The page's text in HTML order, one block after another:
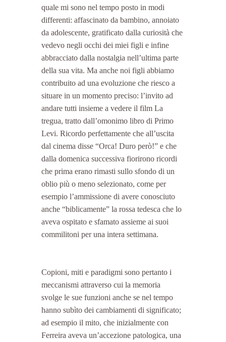
quale mi sono nel tempo posto in modi
differenti: affascinato da bambino, annoiato
da adolescente, gratificato dalla curiosità che
vedevo negli occhi dei miei figli e infine
abbracciato dalla nostalgia nell’ultima parte
della sua vita. Ma anche noi figli abbiamo
contribuito ad una evoluzione che riesco a
situare in un momento preciso: l’invito ad
andare tutti insieme a vedere il film La
tregua, tratto dall’omonimo libro di Primo
Levi. Ricordo perfettamente che all’uscita
dal cinema disse “Orca! Duro però!” e che
dalla domenica successiva fiorirono ricordi
che prima erano rimasti sullo sfondo di un
oblio più o meno selezionato, come per
esempio l’ammissione di avere conosciuto
anche “biblicamente” la rossa tedesca che lo
aveva ospitato e sfamato assieme ai suoi
commilitoni per una intera settimana.
Copioni, miti e paradigmi sono pertanto i
meccanismi attraverso cui la memoria
svolge le sue funzioni anche se nel tempo
hanno subìto dei cambiamenti di significato;
ad esempio il mito, che inizialmente con
Ferreira aveva un’accezione patologica, una